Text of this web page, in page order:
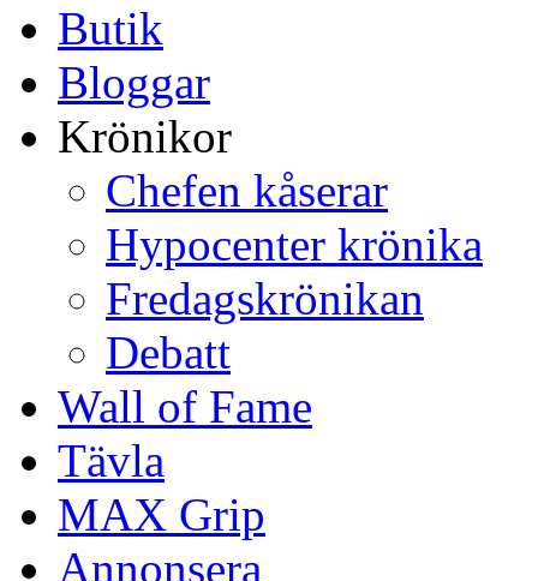
Butik
Bloggar
Krönikor
Chefen kåserar
Hypocenter krönika
Fredagskrönikan
Debatt
Wall of Fame
Tävla
MAX Grip
Annonsera